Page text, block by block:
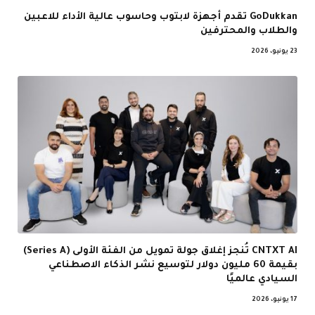
GoDukkan تقدم أجهزة لابتوب وحاسوب عالية الأداء للاعبين
والطلاب والمحترفين
23 يونيو، 2026
CNTXT AI تُنجز إغلاق جولة تمويل من الفئة الأولى (Series A)
بقيمة 60 مليون دولار لتوسيع نشر الذكاء الاصطناعي
السيادي عالميًا
17 يونيو، 2026